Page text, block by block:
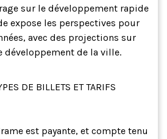
sur le développement rapide
expose les perspectives pour
avec des projections sur
développement de la ville.
DE BILLETS ET TARIFS
est payante, et compte tenu